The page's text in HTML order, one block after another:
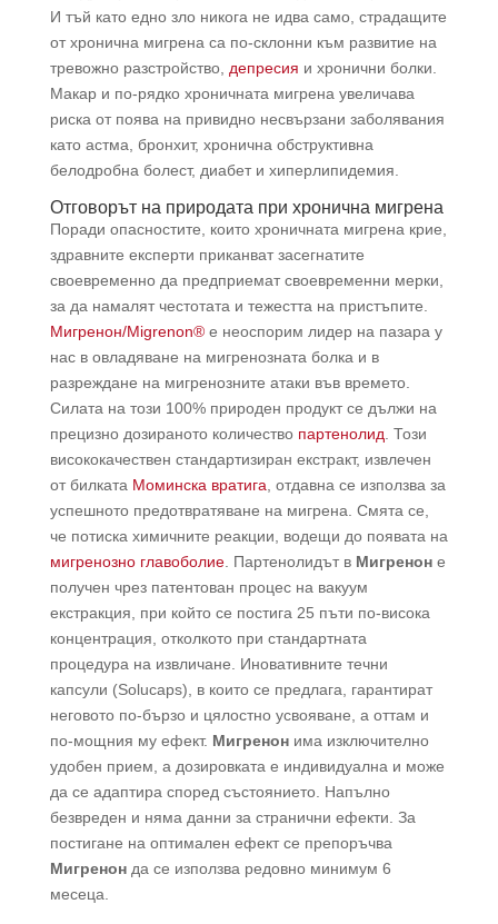
И тъй като едно зло никога не идва само, страдащите
от хронична мигрена са по-склонни към развитие на
тревожно разстройство, депресия и хронични болки.
Макар и по-рядко хроничната мигрена увеличава
риска от поява на привидно несвързани заболявания
като астма, бронхит, хронична обструктивна
белодробна болест, диабет и хиперлипидемия.
Отговорът на природата при хронична мигрена
Поради опасностите, които хроничната мигрена крие,
здравните експерти приканват засегнатите
своевременно да предприемат своевременни мерки,
за да намалят честотата и тежестта на пристъпите.
Мигренон/Migrenon®е неоспорим лидер на пазара у
нас в овладяване на мигренозната болка и в
разреждане на мигренозните атаки във времето.
Силата на този 100% природен продукт се дължи на
прецизно дозираното количество партенолид. Този
висококачествен стандартизиран екстракт, извлечен
от билката Моминска вратига, отдавна се използва за
успешното предотвратяване на мигрена. Смята се,
че потиска химичните реакции, водещи до появата на
мигренозно главоболие. Партенолидът в Мигреноне
получен чрез патентован процес на вакуум
екстракция, при който се постига 25 пъти по-висока
концентрация, отколкото при стандартната
процедура на извличане. Иновативните течни
капсули (Solucaps), в които се предлага, гарантират
неговото по-бързо и цялостно усвояване, а оттам и
по-мощния му ефект. Мигренонима изключително
удобен прием, а дозировката е индивидуална и може
да се адаптира според състоянието. Напълно
безвреден и няма данни за странични ефекти. За
постигане на оптимален ефект се препоръчва
Мигренонда се използва редовно минимум 6
месеца.